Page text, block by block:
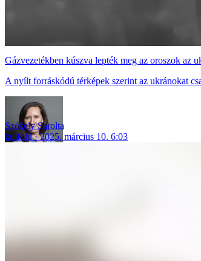
Gázvezetékben kúszva lepték meg az oroszok az
A nyílt forráskódú térképek szerint az ukránokat
Székely Sarolta
külföld
2025. március 10. 6:03